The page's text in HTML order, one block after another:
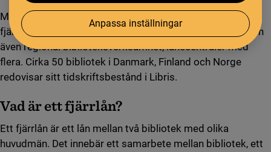
Anpassa inställningar
Mer än 600 svenska bibliotek lånar ut material via Libris
fjärrlånerutin. Det är i första hand forskningsbibliotek men
även regional biblioteksverksamhet, lånecentraler med
flera. Cirka 50 bibliotek i Danmark, Finland och Norge
redovisar sitt tidskriftsbestånd i Libris.
Vad är ett fjärrlån?
Ett fjärrlån är ett lån mellan två bibliotek med olika
huvudmän. Det innebär ett samarbete mellan bibliotek, ett